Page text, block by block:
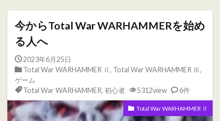
今からTotal War WARHAMMERを始め
る人へ
2023年6月25日
Total War WARHAMMER Ⅱ , Total War WARHAMMER Ⅲ,
ゲーム
Total War WARHAMMER, 初心者 5312view 6件
Total War WARHAMMER Ⅱ
Warhammer 40
Warhammer 40000
ウォーハンマー
オーガ
オーガキングダム
オールドワールド
キャラ紹介
トゥームキング
ドワーフ
パッチノート
ビーストマン
ファレホコン
ブレトニア